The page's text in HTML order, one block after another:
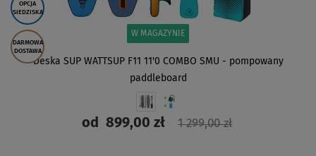
OPCJA
SIEDZISKA
DARMOWA
DOSTAWA
W MAGAZYNIE
Deska SUP WATTSUP F11 11'0 COMBO SMU - pompowany
paddleboard
od 899,00 zł 1 299,00 zł